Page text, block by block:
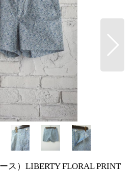
ス）LIBERTY FLORAL PRINT